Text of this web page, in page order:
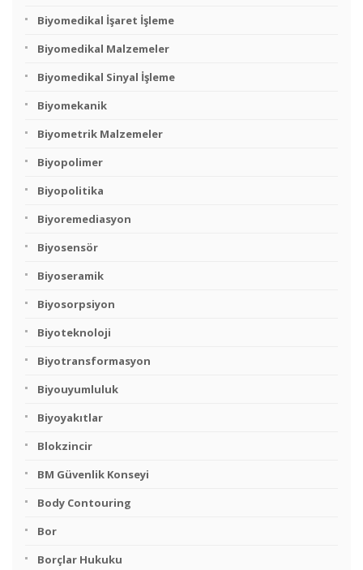
Biyomedikal İşaret İşleme
Biyomedikal Malzemeler
Biyomedikal Sinyal İşleme
Biyomekanik
Biyometrik Malzemeler
Biyopolimer
Biyopolitika
Biyoremediasyon
Biyosensör
Biyoseramik
Biyosorpsiyon
Biyoteknoloji
Biyotransformasyon
Biyouyumluluk
Biyoyakıtlar
Blokzincir
BM Güvenlik Konseyi
Body Contouring
Bor
Borçlar Hukuku